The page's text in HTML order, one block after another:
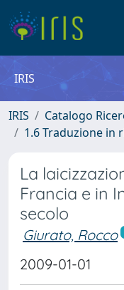
IRIS
IRIS Catalogo
1.6 Traduzione in
La
Francia e in
secolo
Giurato, Rocco
2009-01-01